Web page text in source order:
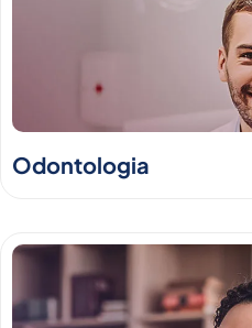
Odontologia